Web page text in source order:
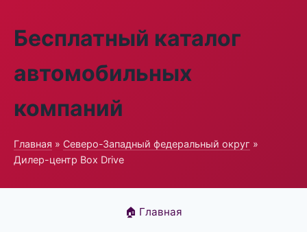
Бесплатный каталог
автомобильных
компаний
Главная » Северо-Западный федеральный округ »
Дилер-центр Box Drive
🏠 Главная